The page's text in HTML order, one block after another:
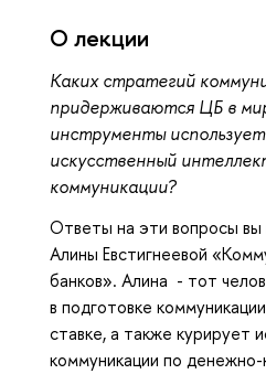
О лекции
Каких стратегий
придерживаются ЦБ в
инструменты
искусственный
коммуникации?
Ответы на эти вопросы вы
Алины Евстигнеевой
анков». Алина - тот
подготовке
ставке, а также курирует
коммуникации по